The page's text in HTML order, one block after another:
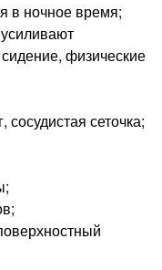
в ночное время;
физические
сеточка;